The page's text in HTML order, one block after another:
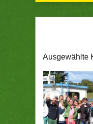
Ausgewählte